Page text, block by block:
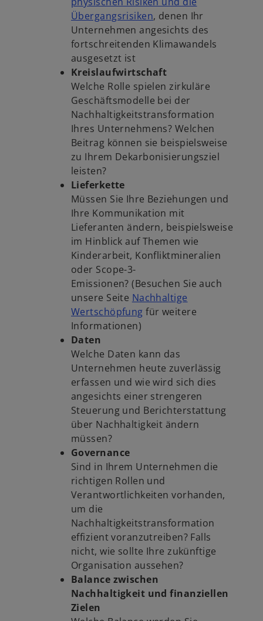
Übergangsrisiken, denen Ihr
Unternehmen angesichts des
fortschreitenden Klimawandels
ausgesetzt ist
Kreislaufwirtschaft
Welche Rolle spielen zirkuläre
Geschäftsmodelle bei der
Nachhaltigkeitstransformation
Ihres Unternehmens? Welchen
Beitrag können sie beispielsweise
zu Ihrem Dekarbonisierungsziel
leisten?
Lieferkette
Müssen Sie Ihre Beziehungen und
Ihre Kommunikation mit
Lieferanten ändern, beispielsweise
im Hinblick auf Themen wie
Kinderarbeit, Konfliktmineralien
oder Scope-3-
Emissionen? (Besuchen Sie auch
unsere Seite Nachhaltige
Wertschöpfung für weitere
Informationen)
Daten
Welche Daten kann das
Unternehmen heute zuverlässig
erfassen und wie wird sich dies
angesichts einer strengeren
Steuerung und Berichterstattung
über Nachhaltigkeit ändern
müssen?
Governance
Sind in Ihrem Unternehmen die
richtigen Rollen und
Verantwortlichkeiten vorhanden,
um die
Nachhaltigkeitstransformation
effizient voranzutreiben? Falls
nicht, wie sollte Ihre zukünftige
Organisation aussehen?
Balance zwischen
Nachhaltigkeit und finanziellen
Zielen